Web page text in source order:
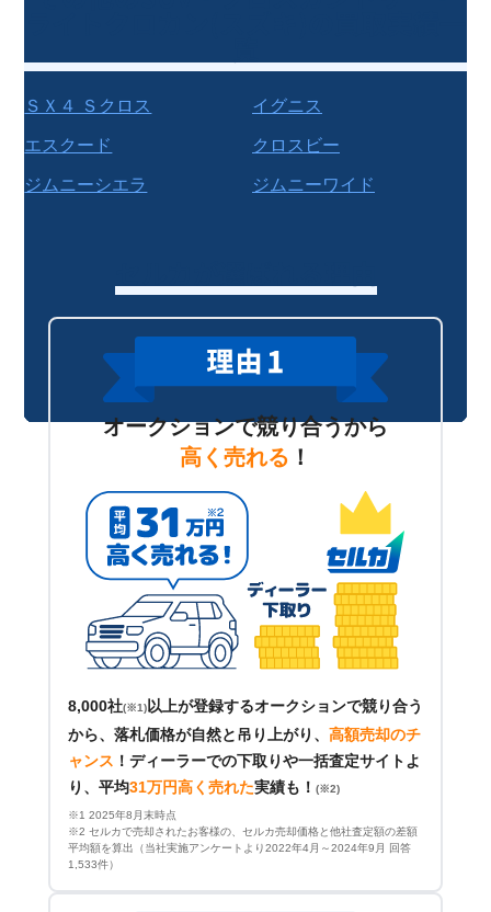
ＳＸ４ Ｓクロス イグニス
エスクード クロスビー
ジムニーシエラ ジムニーワイド
オークションで競り合うから
高く売れる ！
8,000社(※1) 以上が登録するオークションで競り合う
から、落札価格が自然と吊り上がり、 高額売却のチ
ャンス ！ ディーラーでの下取りや一括査定サイトよ
り、平均31万円高く売れた実績も！ (※2)
※1 2025年8月末時点
※2 セルカで売却されたお客様の、セルカ売却価格と他社査定額の差額
平均額を算出（当社実施アンケートより2022年4月～2024年9月 回答
1,533件）